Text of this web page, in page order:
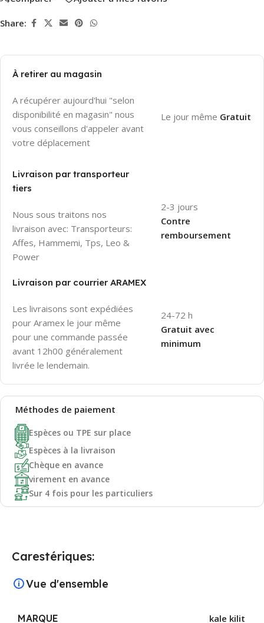
Share:
À retirer au magasin
A récupérer aujourd'hui "selon
disponibilité en magasin" nous
vous conseillons d'appeler avant
votre déplacement
Le jour même Gratuit
Livraison par transporteur
tiers
Nous sous traitons nos
livraison avec: Transporteurs:
Affes, Hammemi, Tps, Leo &
Power
2-3 jours
Contre
remboursement
Livraison par courrier ARAMEX
Les livraisons sont expédiées
pour Aramex le jour même
pour une commande passée
avant 12h00 généralement
livrée le lendemain.
24-72 h
Gratuit avec
minimum
Méthodes de paiement
Espèces ou TPE sur place
Espèces à la livraison
Chèque en avance
virement en avance
Sur 4 fois pour les particuliers
Carestériques:
Vue d'ensemble
MARQUE kale kilit